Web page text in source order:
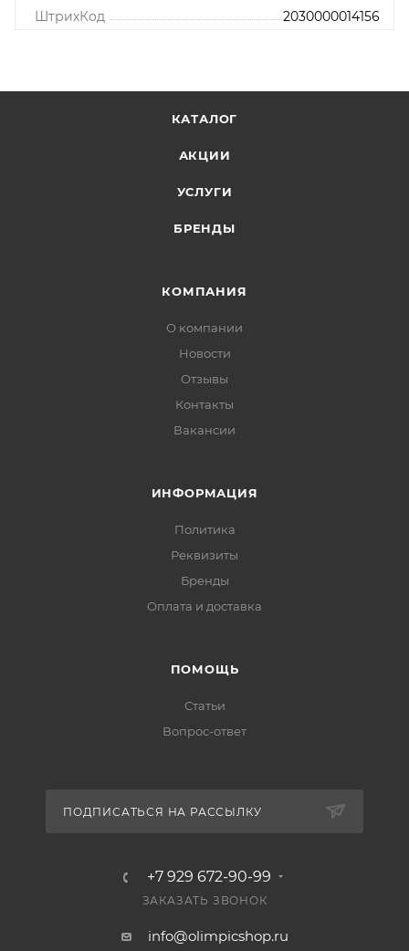
ШтрихКод 2030000014156
КАТАЛОГ
АКЦИИ
УСЛУГИ
БРЕНДЫ
КОМПАНИЯ
О компании
Новости
Отзывы
Контакты
Вакансии
ИНФОРМАЦИЯ
Политика
Реквизиты
Бренды
Оплата и доставка
ПОМОЩЬ
Статьи
Вопрос-ответ
ПОДПИСАТЬСЯ НА РАССЫЛКУ
+7 929 672-90-99
ЗАКАЗАТЬ ЗВОНОК
info@olimpicshop.ru